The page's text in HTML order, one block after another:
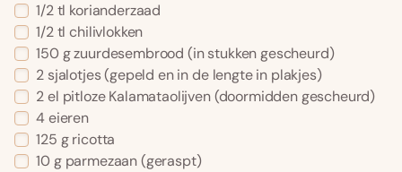
1/2 tl korianderzaad
1/2 tl chilivlokken
150 gzuurdesembrood (in stukken gescheurd)
2 sjalotjes(gepeld en in de lengte in plakjes)
2el pitloze Kalamataolijven(doormidden gescheurd)
4eieren
125 g ricotta
10 g parmezaan(geraspt)